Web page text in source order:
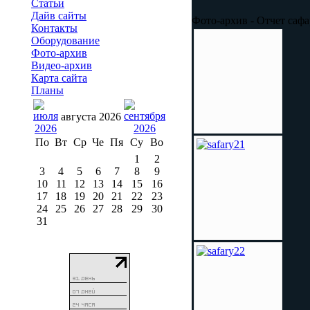
Статьи
Дайв сайты
Контакты
Оборудование
Фото-архив
Видео-архив
Карта сайта
Планы
августа 2026
По Вт Ср Че Пя Су Во
1
2
3
4 5 6 7 8
9
10
11 12 13 14 15
16
17
18 19 20 21 22
23
24
25 26 27 28 29
30
31
Фото-архив - Отчет